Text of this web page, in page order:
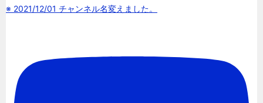
※ 2021/12/01 チャンネル名変えました。